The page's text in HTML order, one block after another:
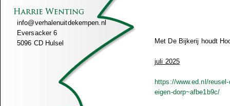
info@verhalenuitdekempen.nl
Eversacker 6
5096 CD Hulsel
Met De Bijkerij houdt
juli 2025
https://www.ed.nl/
eigen-dorp~afbe1b9c/